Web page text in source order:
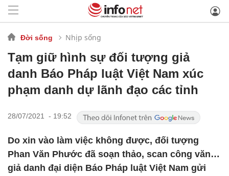
Đời sống Nhịp sống
Tạm giữ hình sự đối tượng giả
danh Báo Pháp luật Việt Nam xúc
phạm danh dự lãnh đạo các tỉnh
28/07/2021 - 19:52
Do xin vào làm việc không được, đối tượng
Phan Văn Phước đã soạn thảo, scan công văn…
giả danh đại diện Báo Pháp luật Việt Nam gửi